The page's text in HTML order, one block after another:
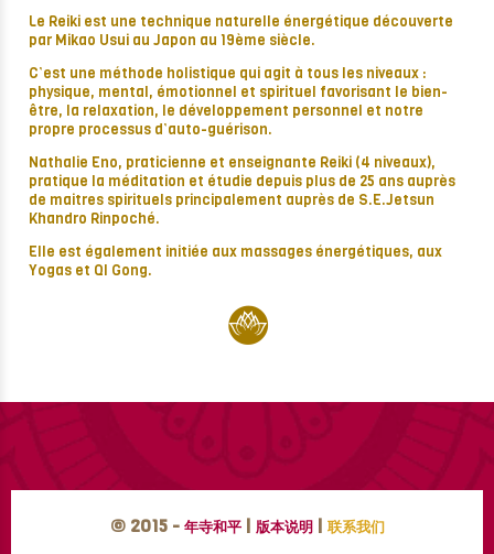
Le Reiki est une technique naturelle énergétique découverte
par Mikao Usui au Japon au 19ème siècle.
C’est une méthode holistique qui agit à tous les niveaux :
physique, mental, émotionnel et spirituel favorisant le bien-
être, la relaxation, le développement personnel et notre
propre processus d’auto-guérison.
Nathalie Eno, praticienne et enseignante Reiki (4 niveaux),
pratique la méditation et étudie depuis plus de 25 ans auprès
de maitres spirituels principalement auprès de S.E.Jetsun
Khandro Rinpoché.
Elle est également initiée aux massages énergétiques, aux
Yogas et QI Gong.
© 2015 - 年寺和平 | 版本说明 | 联系我们